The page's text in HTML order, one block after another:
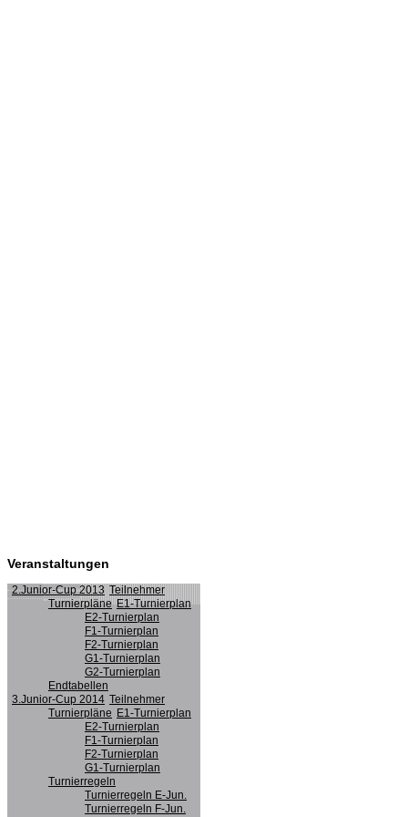
Veranstaltungen
2.Junior-Cup 2013 Teilnehmer
Turnierpläne E1-Turnierplan
E2-Turnierplan
F1-Turnierplan
F2-Turnierplan
G1-Turnierplan
G2-Turnierplan
Endtabellen
3.Junior-Cup 2014 Teilnehmer
Turnierpläne E1-Turnierplan
E2-Turnierplan
F1-Turnierplan
F2-Turnierplan
G1-Turnierplan
Turnierregeln
Turnierregeln E-Jun.
Turnierregeln F-Jun.